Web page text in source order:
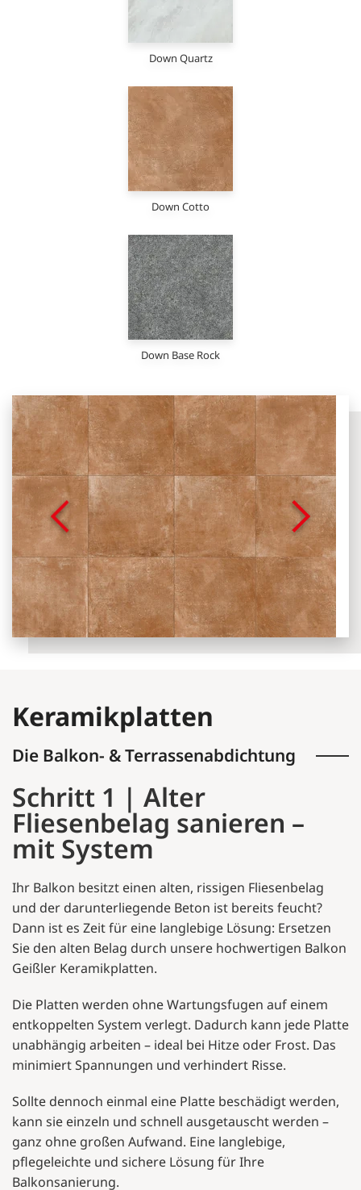
Down Quartz
Down Cotto
Down Base Rock
Keramikplatten
Die Balkon- & Terrassenabdichtung
Schritt 1 | Alter
Fliesenbelag sanieren –
mit System
Ihr Balkon besitzt einen alten, rissigen Fliesenbelag
und der darunterliegende Beton ist bereits feucht?
Dann ist es Zeit für eine langlebige Lösung: Ersetzen
Sie den alten Belag durch unsere hochwertigen Balkon
Geißler Keramikplatten.
Die Platten werden ohne Wartungsfugen auf einem
entkoppelten System verlegt. Dadurch kann jede Platte
unabhängig arbeiten – ideal bei Hitze oder Frost. Das
minimiert Spannungen und verhindert Risse.
Sollte dennoch einmal eine Platte beschädigt werden,
kann sie einzeln und schnell ausgetauscht werden –
ganz ohne großen Aufwand. Eine langlebige,
pflegeleichte und sichere Lösung für Ihre
Balkonsanierung.